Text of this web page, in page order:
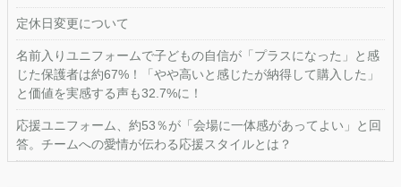
定休日変更について
名前入りユニフォームで子どもの自信が「プラスになった」と感
じた保護者は約67%！「やや高いと感じたが納得して購入した」
と価値を実感する声も32.7%に！
応援ユニフォーム、約53％が「会場に一体感があってよい」と回
答。チームへの愛情が伝わる応援スタイルとは？